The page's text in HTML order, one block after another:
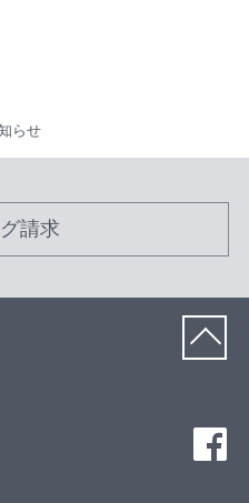
らせ
請求